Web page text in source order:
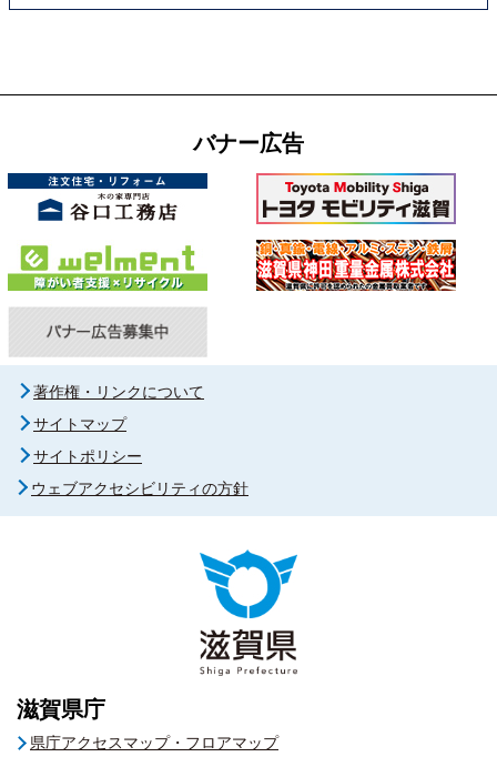
バナー広告
著作権・リンクについて
サイトマップ
サイトポリシー
ウェブアクセシビリティの方針
滋賀県庁
県庁アクセスマップ・フロアマップ